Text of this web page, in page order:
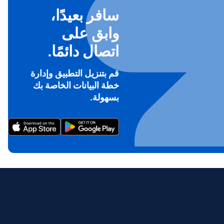
To
in
سافر بعيدًا،
وابق على
اتصال دائمًا.
قم بتنزيل التطبيق وإدارة
خطة البيانات الخاصة بك
بسهولة.